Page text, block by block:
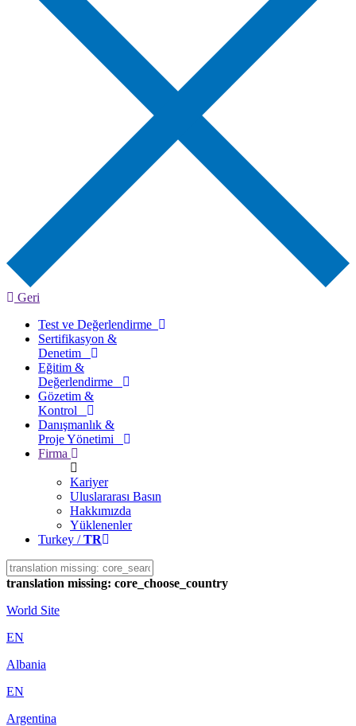
Geri
Test ve Değerlendirme
Sertifikasyon &
Denetim
Eğitim &
Değerlendirme
Gözetim &
Kontrol
Danışmanlık &
Proje Yönetimi
Firma
Kariyer
Uluslararası Basın
Hakkımızda
Yüklenenler
Turkey /TR
translation missing: core_choose_country
World Site
EN
Albania
EN
Argentina